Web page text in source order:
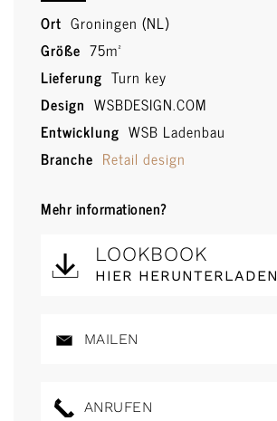
Ort Groningen (NL)
Größe 75m²
Lieferung Turn key
Design WSBDESIGN.COM
Entwicklung WSB Ladenbau
Branche Retail design
Mehr informationen?
LOOKBOOK
HIER HERUNTERLADEN
MAILEN
ANRUFEN